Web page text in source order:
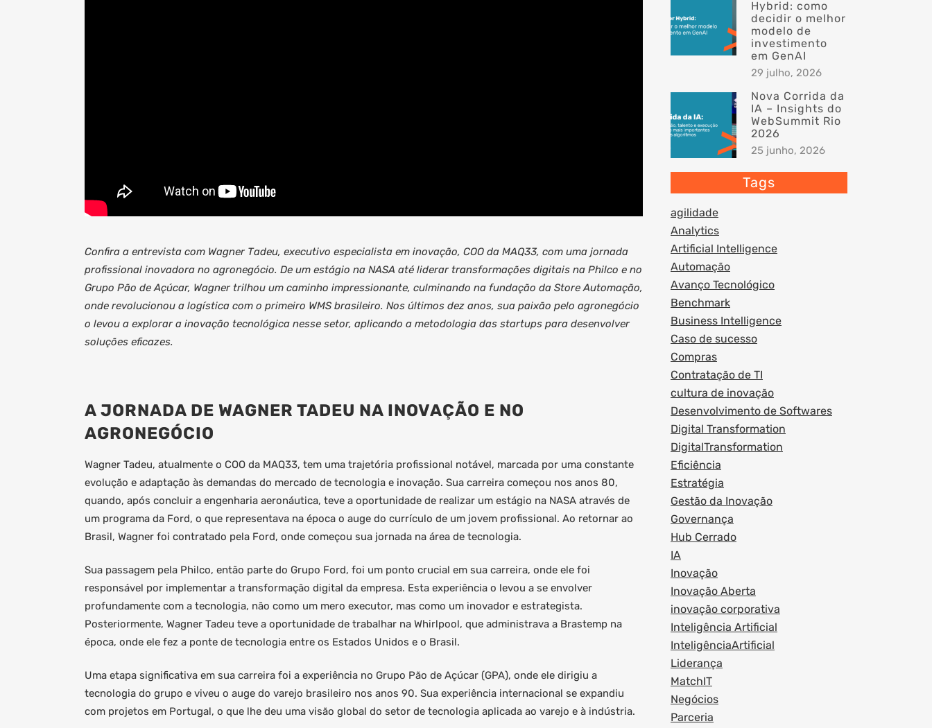
Confira a entrevista com Wagner Tadeu, executivo especialista em inovação, COO da MAQ33, com uma jornada
profissional inovadora no agronegócio. De um estágio na NASA até liderar transformações digitais na Philco e no
Grupo Pão de Açúcar, Wagner trilhou um caminho impressionante, culminando na fundação da Store Automação,
onde revolucionou a logística com o primeiro WMS brasileiro. Nos últimos dez anos, sua paixão pelo agronegócio
o levou a explorar a inovação tecnológica nesse setor, aplicando a metodologia das startups para desenvolver
soluções eficazes.
A JORNADA DE WAGNER TADEU NA INOVAÇÃO E NO
AGRONEGÓCIO
Wagner Tadeu, atualmente o COO da MAQ33, tem uma trajetória profissional notável, marcada por uma constante
evolução e adaptação às demandas do mercado de tecnologia e inovação. Sua carreira começou nos anos 80,
quando, após concluir a engenharia aeronáutica, teve a oportunidade de realizar um estágio na NASA através de
um programa da Ford, o que representava na época o auge do currículo de um jovem profissional. Ao retornar ao
Brasil, Wagner foi contratado pela Ford, onde começou sua jornada na área de tecnologia.
Sua passagem pela Philco, então parte do Grupo Ford, foi um ponto crucial em sua carreira, onde ele foi
responsável por implementar a transformação digital da empresa. Esta experiência o levou a se envolver
profundamente com a tecnologia, não como um mero executor, mas como um inovador e estrategista.
Posteriormente, Wagner Tadeu teve a oportunidade de trabalhar na Whirlpool, que administrava a Brastemp na
época, onde ele fez a ponte de tecnologia entre os Estados Unidos e o Brasil.
Uma etapa significativa em sua carreira foi a experiência no Grupo Pão de Açúcar (GPA), onde ele dirigiu a
tecnologia do grupo e viveu o auge do varejo brasileiro nos anos 90. Sua experiência internacional se expandiu
com projetos em Portugal, o que lhe deu uma visão global do setor de tecnologia aplicada ao varejo e à indústria.
Hybrid: como
decidir o melhor
modelo de
investimento
em GenAI
29 julho, 2026
Nova Corrida da
IA – Insights do
WebSummit Rio
2026
25 junho, 2026
Tags
agilidade
Analytics
Artificial Intelligence
Automação
Avanço Tecnológico
Benchmark
Business Intelligence
Caso de sucesso
Compras
Contratação de TI
cultura de inovação
Desenvolvimento de Softwares
Digital Transformation
DigitalTransformation
Eficiência
Estratégia
Gestão da Inovação
Governança
Hub Cerrado
IA
Inovação
Inovação Aberta
inovação corporativa
Inteligência Artificial
InteligênciaArtificial
Liderança
MatchIT
Negócios
Parceria